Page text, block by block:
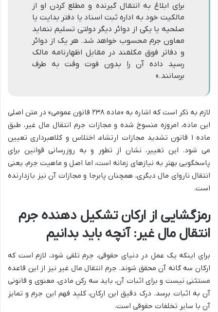
برای ابلاغ به انتقال گیرنده و مطلع کردن او از
مالکیت خود به اداره ثبت اسناد یا دفتر بدایت یا
صلحیه یا یکی از دوائر دیگر دولتی تسلیم ننماید
معاون جرم محسوب خواهد شد. هر یک از دوائر
و دفاتر فوق مکلفند در مقابل اظهارنامه مالک
رسید داده آن را بدون فوت وقت به طرف
برسانند.»
لازم به ذکر است که اشاره به «ماده ۲۳۸ قانون عمومی» در متن اصلی
این ماده، امروزه منسوخ شده و مجازات جرم انتقال مال غیر، طبق
ماده ۱ قانون تشدید مجازات ارتشاء، اختلاس و کلاهبرداری تعیین
می شود. این تغییر، نشان از تطور و به روزرسانی قوانین برای
پاسخگویی بهتر به نیازهای زمانه است، اما اصل و ماهیت جرم، یعنی
انتقال ناروای مال دیگری، همچنان پابرجا و مجازات آن نیز بازدارنده
است.
رمزگشایی از ارکان تشکیل دهنده جرم
انتقال مال غیر: آنچه باید بدانیم
برای اینکه یک عمل در دنیای حقوقی، جرم تلقی شود، لازم است که
ارکان سه گانه آن محقق شوند. جرم انتقال مال غیر نیز از این قاعده
مستثنی نیست و برای اثبات آن، باید سه رکن مادی، معنوی و قانونی
آن به اثبات برسد. درک دقیق این ارکان، کلید فهم این جرم و تمایز
آن با سایر تخلفات حقوقی است.